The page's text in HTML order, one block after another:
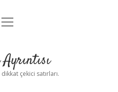
Uyarı
menüyü
çekici satırları.